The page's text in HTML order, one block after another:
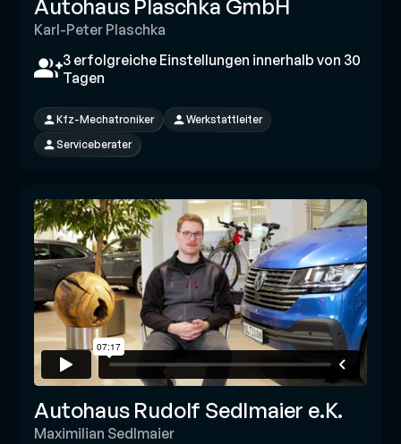
Autohaus Plaschka GmbH
Karl-Peter Plaschka
3 erfolgreiche Einstellungen innerhalb von 30
Tagen
Kfz-Mechatroniker
Werkstattleiter
Serviceberater
Autohaus Rudolf Sedlmaier e.K.
Maximilian Sedlmaier